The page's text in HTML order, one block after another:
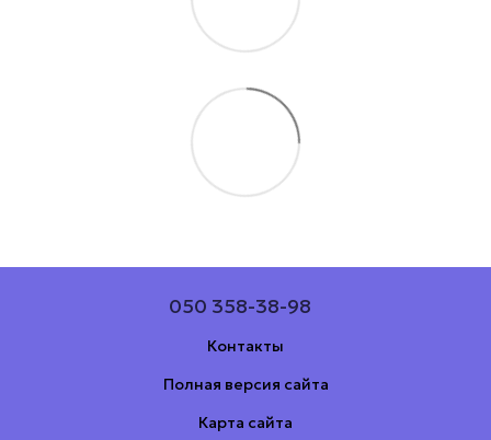
050 358-38-98
Контакты
Полная версия сайта
Карта сайта